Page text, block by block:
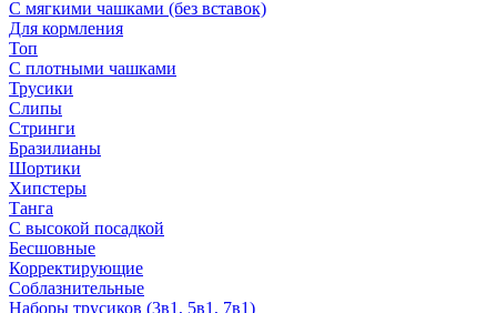
С мягкими чашками (без вставок)
Для кормления
Топ
С плотными чашками
Трусики
Слипы
Стринги
Бразилианы
Шортики
Хипстеры
Танга
С высокой посадкой
Бесшовные
Корректирующие
Соблазнительные
Наборы трусиков (3в1, 5в1, 7в1)